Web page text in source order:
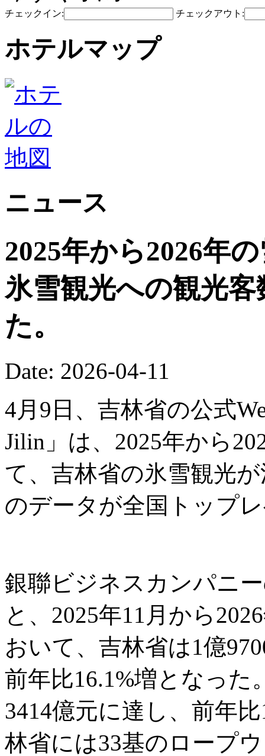
チェックイン: チェックアウト:
ホテルマップ
ニュース
2025年から2026年
氷雪観光への観光
た。
Date: 2026-04-11
4月9日、吉林省の公式
Jilin」は、2025年から
て、吉林省の氷雪観光
のデータが全国トップ
銀聯ビジネスカンパニ
と、2025年11月から
おいて、吉林省は1億
前年比16.1%増となっ
3414億元に達し、前年
林省には33基のロープ